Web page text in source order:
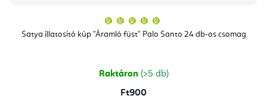
Satya illatosító kúp "Áramló füst" Palo Santo 24 db-os csomag
átlagos
értékelése
csillag.
Raktáron (>5 db)
Ft900